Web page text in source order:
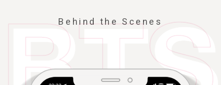
Behind the Scenes